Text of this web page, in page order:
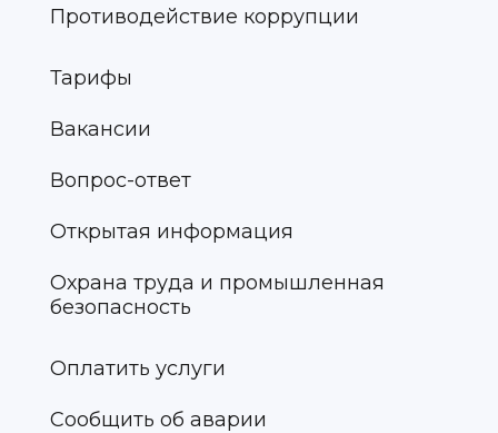
Противодействие коррупции
Тарифы
Вакансии
Вопрос-ответ
Открытая информация
Охрана труда и промышленная
безопасность
Оплатить услуги
Сообщить об аварии